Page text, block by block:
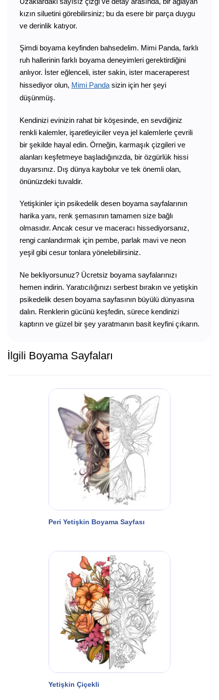
kızın siluetini görebilirsiniz; bu da esere bir parça duygu
ve derinlik katıyor.
Şimdi boyama keyfinden bahsedelim. Mimi Panda, farklı
ruh hallerinin farklı boyama deneyimleri gerektirdiğini
anlıyor. İster eğlenceli, ister sakin, ister maceraperest
hissediyor olun, Mimi Panda sizin için her şeyi
düşünmüş.
Kendinizi evinizin rahat bir köşesinde, en sevdiğiniz
renkli kalemler, işaretleyiciler veya jel kalemlerle çevrili
bir şekilde hayal edin. Örneğin, karmaşık çizgileri ve
alanları keşfetmeye başladığınızda, bir özgürlük hissi
duyarsınız. Dış dünya kaybolur ve tek önemli olan,
önünüzdeki tuvaldir.
Yetişkinler için psikedelik desen boyama sayfalarının
harika yanı, renk şemasının tamamen size bağlı
olmasıdır. Ancak cesur ve maceracı hissediyorsanız,
rengi canlandırmak için pembe, parlak mavi ve neon
yeşil gibi cesur tonlara yönelebilirsiniz.
Ne bekliyorsunuz? Ücretsiz boyama sayfalarınızı
hemen indirin. Yaratıcılığınızı serbest bırakın ve yetişkin
psikedelik desen boyama sayfasının büyülü dünyasına
dalın. Renklerin gücünü keşfedin, sürece kendinizi
kaptırın ve güzel bir şey yaratmanın basit keyfini çıkarın.
İlgili Boyama Sayfaları
Peri Yetişkin Boyama Sayfası
Yetişkin Çiçekli